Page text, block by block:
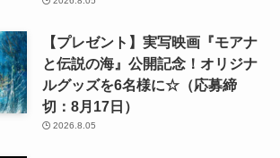
【プレゼント】実写映画『モアナ
と伝説の海』公開記念！オリジナ
ルグッズを6名様に☆（応募締
切：8月17日）
2026.8.05